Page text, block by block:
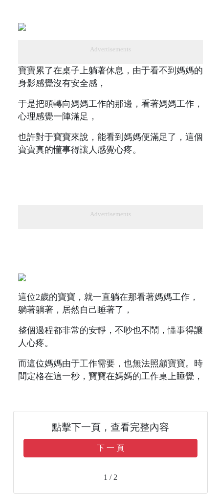
Advertisements
寶寶累了在桌子上躺著休息，由于看不到媽媽的
身影感覺沒有安全感，
于是把頭轉向媽媽工作的那邊，看著媽媽工作，
心理感覺一陣滿足，
也許對于寶寶來說，能看到媽媽便滿足了，這個
寶寶真的懂事得讓人感覺心疼。
Advertisements
這位2歲的寶寶，就一直躺在那看著媽媽工作，
躺著躺著，居然自己睡著了，
整個過程都非常的安靜，不吵也不鬧，懂事得讓
人心疼。
而這位媽媽由于工作需要，也無法照顧寶寶。時
間定格在這一秒，寶寶在媽媽的工作桌上睡覺，
點擊下一頁，查看完整內容
下 一 頁
1 / 2